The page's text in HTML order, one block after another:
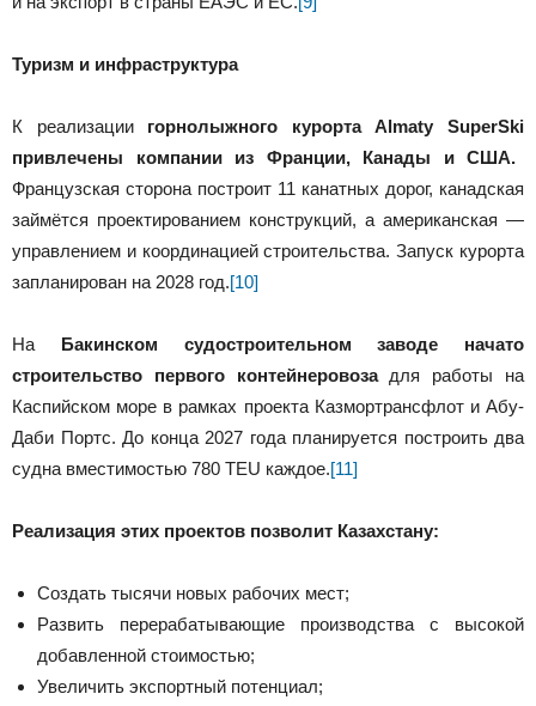
Туризм и инфраструктура
К реализации горнолыжного курортаAlmaty
SuperSki
привлечены компании из Франции, Канады и США.
Французская сторона построит 11 канатных дорог, канадская
займётся проектированием конструкций, а американская —
управлением и координацией строительства. Запуск курорта
запланирован на 2028 год.[10]
На Бакинском судостроительном заводе начато
строительство первого контейнеровоза для работы на
Каспийском море в рамках проекта Казмортрансфлот и Абу-
Даби Портс. До конца 2027 года планируется построить два
судна вместимостью 780 TEU каждое.[11]
Реализация этих проектов позволит Казахстану:
Создать тысячи новых рабочих мест;
Развить перерабатывающие производства с высокой
добавленной стоимостью;
Увеличить экспортный потенциал;